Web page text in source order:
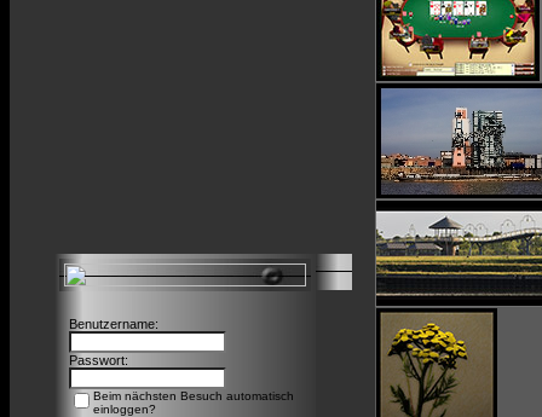
Benutzername:
Passwort:
Beim nächsten Besuch automatisch
einloggen?